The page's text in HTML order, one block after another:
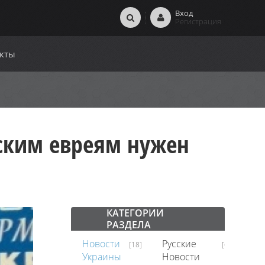
Вход
Регистрация
евреям нужен
КАТЕГОРИИ
РАЗДЕЛА
Новости
Украины
[18]
Русские
Новости
[62]